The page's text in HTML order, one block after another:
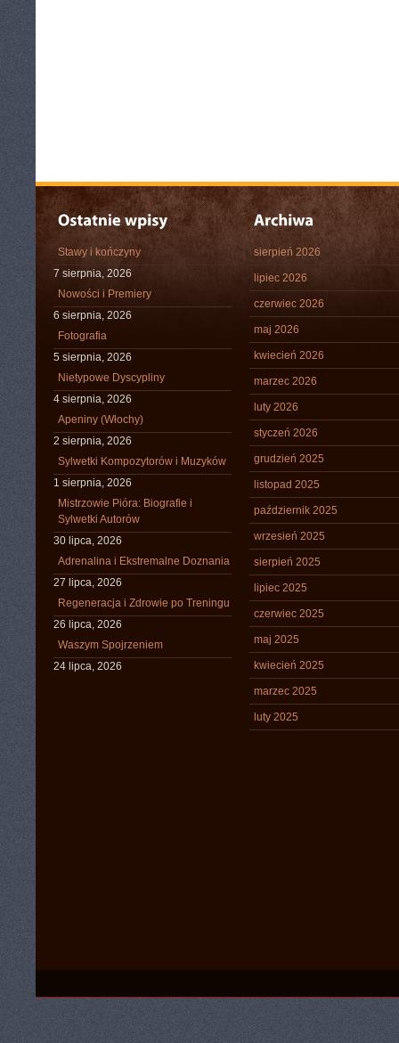
Stawy i kończyny
7 sierpnia, 2026
Nowości i Premiery
6 sierpnia, 2026
Fotografia
5 sierpnia, 2026
Nietypowe Dyscypliny
4 sierpnia, 2026
Apeniny (Włochy)
2 sierpnia, 2026
Sylwetki Kompozytorów i Muzyków
1 sierpnia, 2026
Mistrzowie Pióra: Biografie i
Sylwetki Autorów
30 lipca, 2026
Adrenalina i Ekstremalne Doznania
27 lipca, 2026
Regeneracja i Zdrowie po Treningu
26 lipca, 2026
Waszym Spojrzeniem
24 lipca, 2026
sierpień 2026
lipiec 2026
czerwiec 2026
maj 2026
kwiecień 2026
marzec 2026
luty 2026
styczeń 2026
grudzień 2025
listopad 2025
październik 2025
wrzesień 2025
sierpień 2025
lipiec 2025
czerwiec 2025
maj 2025
kwiecień 2025
marzec 2025
luty 2025